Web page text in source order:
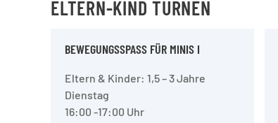
ELTERN-KIND TURNEN
BEWEGUNGSSPASS FÜR MINIS I
Eltern & Kinder: 1,5 – 3 Jahre
Dienstag
16:00 -17:00 Uhr